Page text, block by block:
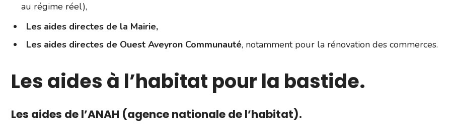
au régime réel),
Les aides directes de la Mairie,
Les aides directes de Ouest Aveyron Communauté, notamment pour la rénovation des commerces.
Les aides à l’habitat pour la bastide.
Les aides de l’ANAH (agence nationale de l’habitat).